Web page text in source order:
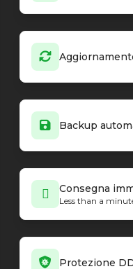
Backup
Consegna
Less than a
Protezione